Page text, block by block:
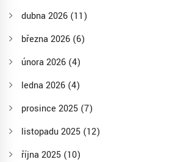
dubna 2026 (11)
března 2026 (6)
února 2026 (4)
ledna 2026 (4)
prosince 2025 (7)
listopadu 2025 (12)
října 2025 (10)